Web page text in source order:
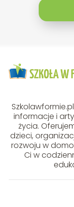
informacje i
życia.
dzieci,
rozwoju w
Ci w